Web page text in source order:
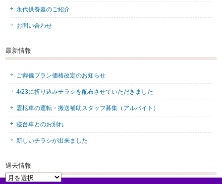
永代供養墓のご紹介
お問い合わせ
最新情報
ご葬儀プラン価格改定のお知らせ
4/23に折り込みチラシを配布させていただきました
霊柩車の運転・搬送補助スタッフ募集（アルバイト）
寝台車とのお別れ
新しいチラシが出来ました
過去情報
過